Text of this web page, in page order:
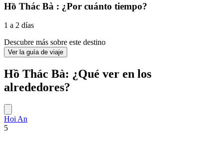
Hồ Thác Bà : ¿Por cuánto tiempo?
1 a 2 días
Descubre más sobre este destino
Ver la guía de viaje
Hồ Thác Bà: ¿Qué ver en los
alrededores?
Hoi An
5